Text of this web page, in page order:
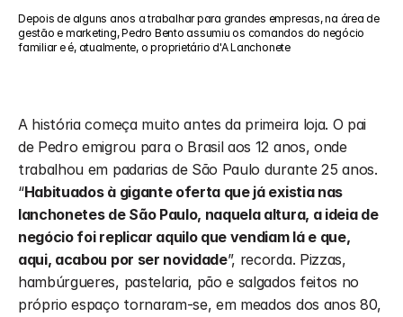
Depois de alguns anos a trabalhar para grandes empresas, na área de
gestão e marketing, Pedro Bento assumiu os comandos do negócio
familiar e é, atualmente, o proprietário d'A Lanchonete
A história começa muito antes da primeira loja. O pai
de Pedro emigrou para o Brasil aos 12 anos, onde
trabalhou em padarias de São Paulo durante 25 anos.
“Habituados à gigante oferta que já existia nas
lanchonetes de São Paulo, naquela altura, a ideia de
negócio foi replicar aquilo que vendiam lá e que,
aqui, acabou por ser novidade”, recorda. Pizzas,
hambúrgueres, pastelaria, pão e salgados feitos no
próprio espaço tornaram-se, em meados dos anos 80,